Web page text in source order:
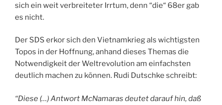
sich ein weit verbreiteter Irrtum, denn “die“ 68er gab
es nicht.
Der SDS erkor sich den Vietnamkrieg als wichtigsten
Topos in der Hoffnung, anhand dieses Themas die
Notwendigkeit der Weltrevolution am einfachsten
deutlich machen zu können. Rudi Dutschke schreibt:
“Diese (…) Antwort McNamaras deutet darauf hin, daß